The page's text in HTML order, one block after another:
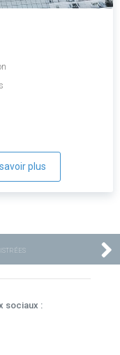
plus
sociaux :